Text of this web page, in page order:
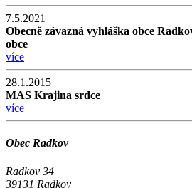
7.5.2021
Obecně závazná vyhláška obce
obce
více
28.1.2015
MAS Krajina srdce
více
Obec Radkov
Radkov 34
39131 Radkov